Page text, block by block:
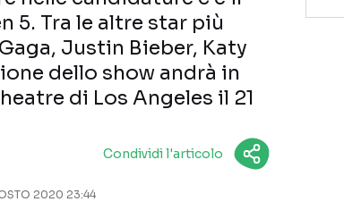
5. Tra le altre star più
Justin Bieber, Katy
dello show andrà in
di Los Angeles il 21
Condividi l'articolo
2020 23:44